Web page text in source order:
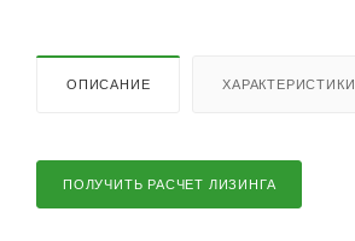
ОПИСАНИЕ ХАРАКТЕРИСТИКИ
ПОЛУЧИТЬ РАСЧЕТ ЛИЗИНГА